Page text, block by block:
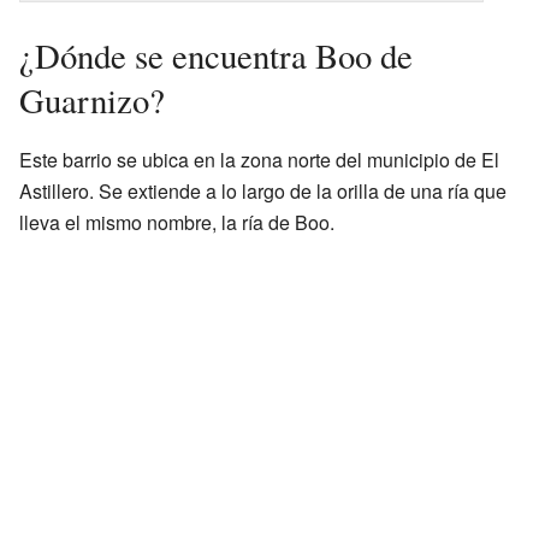
¿Dónde se encuentra Boo de
Guarnizo?
Este barrio se ubica en la zona norte del municipio de El
Astillero. Se extiende a lo largo de la orilla de una ría que
lleva el mismo nombre, la ría de Boo.